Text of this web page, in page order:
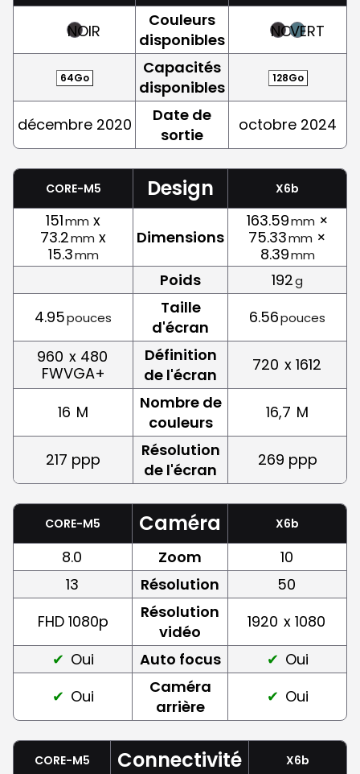
NOIR
Couleurs
disponibles
NOIRVERT
64Go
Capacités
disponibles
128Go
décembre 2020
Date de
sortie
octobre 2024
CORE-M5 Design X6b
151mm x
73.2mm x
15.3mm
Dimensions
163.59mm ×
75.33mm ×
8.39mm
Poids 192g
4.95pouces
Taille
d'écran
6.56pouces
960 x 480
FWVGA+
Définition
de l'écran
720 x 1612
16 M
Nombre de
couleurs
16,7 M
217 ppp
Résolution
de l'écran
269 ppp
CORE-M5 Caméra X6b
8.0 Zoom
10
13
Résolution
50
FHD 1080p
Résolution
vidéo
1920 x 1080
Oui
Auto focus
Oui
Oui
Caméra
arrière
Oui
CORE-M5 Connectivité X6b